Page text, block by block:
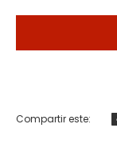
Compartir este: